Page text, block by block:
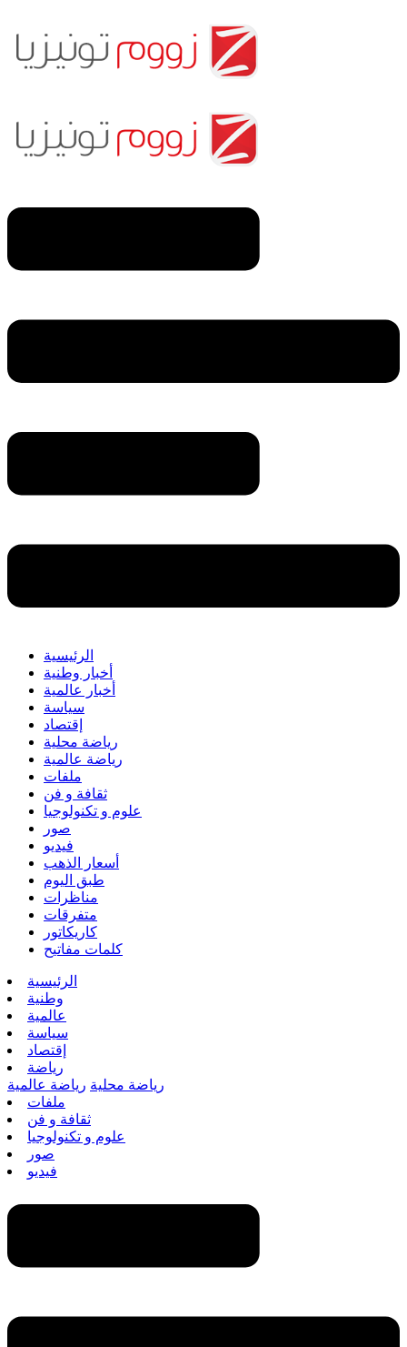
الرئيسية
أخبار وطنية
أخبار عالمية
سياسة
إقتصاد
رياضة محلية
رياضة عالمية
ملفات
ثقافة و فن
علوم و تكنولوجيا
صور
فيديو
أسعار الذهب
طبق اليوم
مناظرات
متفرقات
كاريكاتور
كلمات مفاتيح
الرئيسية
وطنية
عالمية
سياسة
إقتصاد
رياضة
رياضة محلية رياضة عالمية
ملفات
ثقافة و فن
علوم و تكنولوجيا
صور
فيديو